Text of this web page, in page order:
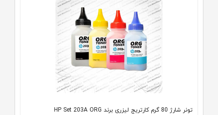
تونر شارژ 80 گرم کارتریج لیزری برند HP Set 203A ORG